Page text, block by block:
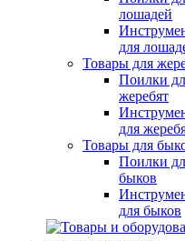
лошадей
для
Товары для
Поилки
жеребят
для
Товары для
Поилки
быков
для быков